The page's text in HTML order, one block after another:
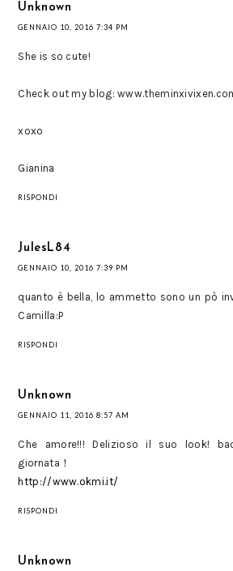
Unknown
GENNAIO 10, 2016 7:34 PM
She is so cute!
Check out my blog:
xoxo
Gianina
RISPONDI
JulesL84
GENNAIO 10, 2016 7:39 PM
quanto è bella, lo ammetto sono un pò
Camilla:P
RISPONDI
Unknown
GENNAIO 11, 2016 8:57 AM
Che amore!!! Delizioso il suo look!
giornata！
http://www.okmi.it/
RISPONDI
Unknown